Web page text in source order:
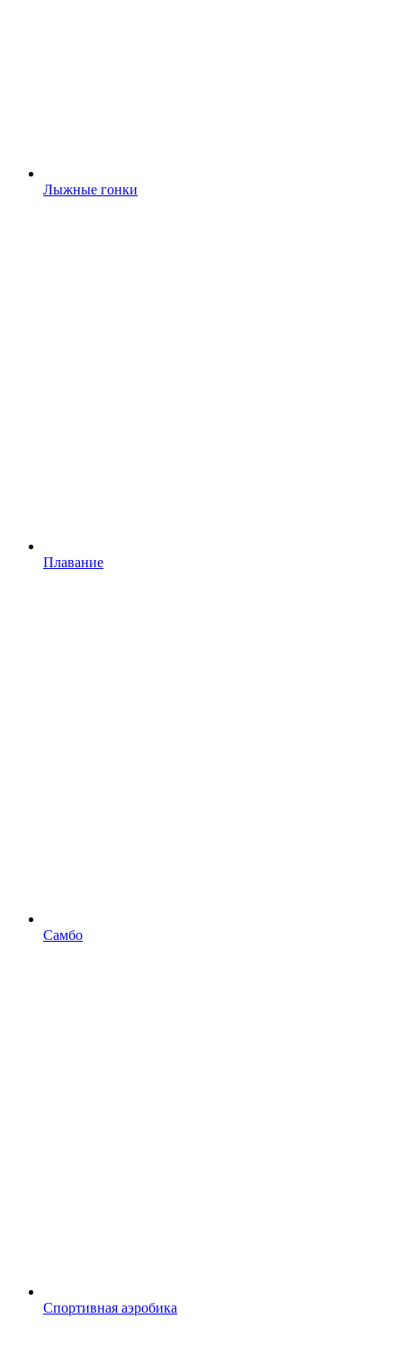
Лыжные гонки
Плавание
Самбо
Спортивная аэробика